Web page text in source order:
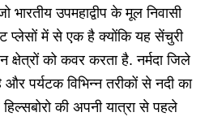
उपमहाद्वीप के मूल निवासी
प्लेसों में से एक है क्योंकि यह सेंचुरी
को कवर करता है. नर्मदा जिले
और पर्यटक विभिन्न तरीकों से नदी का
की अपनी यात्रा से पहले